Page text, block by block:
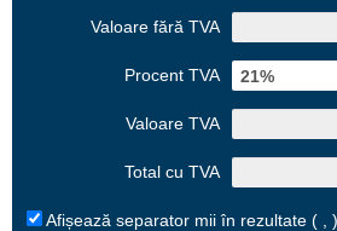
Valoare fără TVA
Procent TVA
Valoare TVA
Total cu TVA
Afișează separator mii în rezultate ( , )